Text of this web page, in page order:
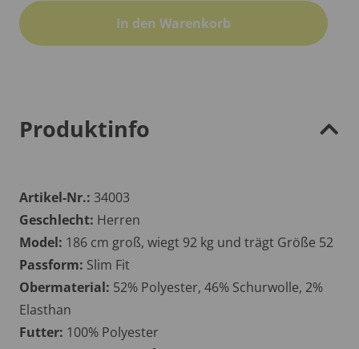
In den Warenkorb
Produktinfo
Artikel-Nr.: 34003
Geschlecht: Herren
Model: 186 cm groß, wiegt 92 kg und trägt Größe 52
Passform: Slim Fit
Obermaterial: 52% Polyester, 46% Schurwolle, 2%
Elasthan
Futter: 100% Polyester